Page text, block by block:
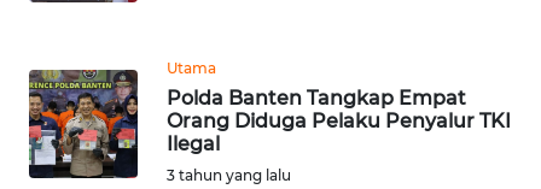
Utama
Polda Banten Tangkap Empat
Orang Diduga Pelaku Penyalur TKI
Ilegal
3 tahun yang lalu
WN
TAPANULI
SELATAN